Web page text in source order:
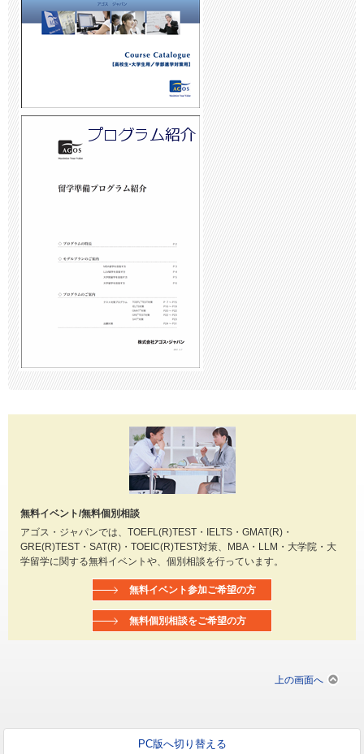
無料イベント/無料個別相談
アゴス・ジャパンでは、TOEFL(R)TEST・IELTS・GMAT(R)・
GRE(R)TEST・SAT(R)・TOEIC(R)TEST対策、MBA・LLM・大学院・大
学留学に関する無料イベントや、個別相談を行っています。
無料イベント参加ご希望の方
無料個別相談をご希望の方
上の画面へ
PC版へ切り替える